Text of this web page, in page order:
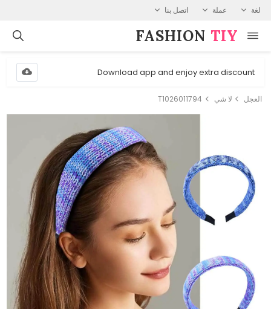
لغة عملة اتصل بنا
FASHION⁠ TIY
Download app and enjoy extra discount
العجل لا شي T1026011794